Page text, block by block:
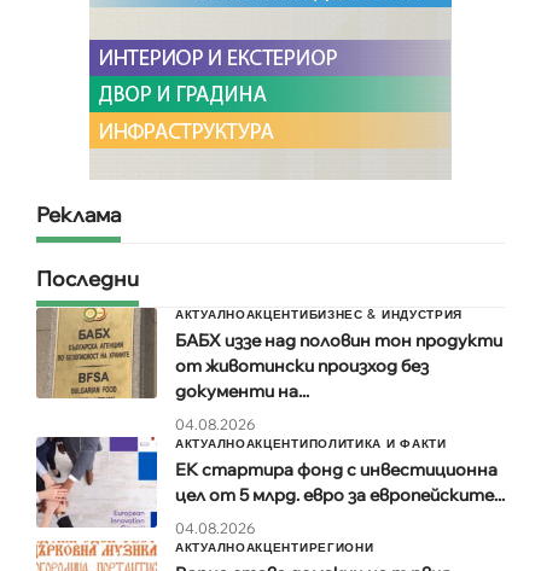
Реклама
Последни
АКТУАЛНОАКЦЕНТИБИЗНЕС & ИНДУСТРИЯ
БАБХ иззе над половин тон продукти
от животински произход без
документи на...
04.08.2026
АКТУАЛНОАКЦЕНТИПОЛИТИКА И ФАКТИ
ЕК стартира фонд с инвестиционна
цел от 5 млрд. евро за европейските...
04.08.2026
АКТУАЛНОАКЦЕНТИРЕГИОНИ